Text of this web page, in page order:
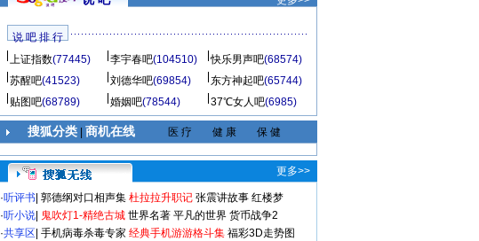
说 吧 排 行
上证指数(77445) 李宇春吧(104510) 快乐男声吧(68574)
苏醒吧(41523) 刘德华吧(69854) 东方神起吧(65744)
贴图吧(68789) 婚姻吧(78544) 37℃女人吧(6985)
搜狐分类| 商机在线 医 疗 健 康 保 健
更多>>
·听评书 郭德纲对口相声集 杜拉拉升职记 张震讲故事 红楼梦
·听小说 鬼吹灯1-精绝古城 世界名著 平凡的世界 货币战争2
·共享区 手机病毒杀毒专家 经典手机游游格斗集 福彩3D走势图